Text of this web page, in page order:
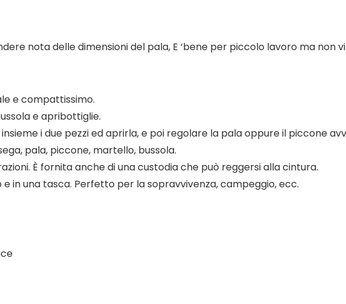
nota delle dimensioni del pala, E ‘bene per piccolo lavoro ma non
e compattissimo.
e apribottiglie.
i due pezzi ed aprirla, e poi regolare la pala oppure il piccone
pala, piccone, martello, bussola.
È fornita anche di una custodia che può reggersi alla cintura.
in una tasca. Perfetto per la sopravvivenza, campeggio, ecc.